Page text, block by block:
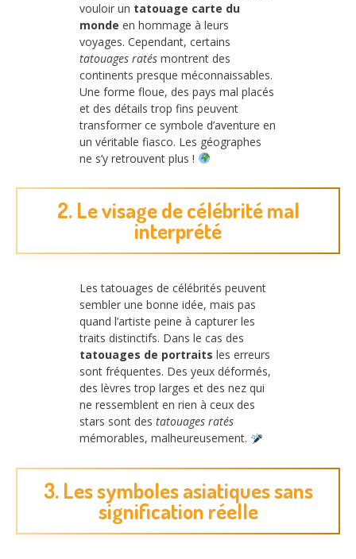
vouloir un tatouage carte du
monde en hommage à leurs
voyages. Cependant, certains
tatouages ratés montrent des
continents presque méconnaissables.
Une forme floue, des pays mal placés
et des détails trop fins peuvent
transformer ce symbole d’aventure en
un véritable fiasco. Les géographes
ne s’y retrouvent plus !
2. Le visage de célébrité mal
interprété
Les tatouages de célébrités peuvent
sembler une bonne idée, mais pas
quand l’artiste peine à capturer les
traits distinctifs. Dans le cas des
tatouages de portraits les erreurs
sont fréquentes. Des yeux déformés,
des lèvres trop larges et des nez qui
ne ressemblent en rien à ceux des
stars sont des tatouages ratés
mémorables, malheureusement.
3. Les symboles asiatiques sans
signification réelle